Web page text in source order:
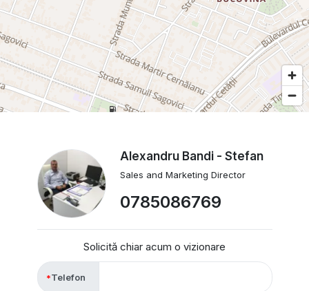
Alexandru Bandi - Stefan
Sales and Marketing Director
0785086769
Solicită chiar acum o vizionare
Telefon